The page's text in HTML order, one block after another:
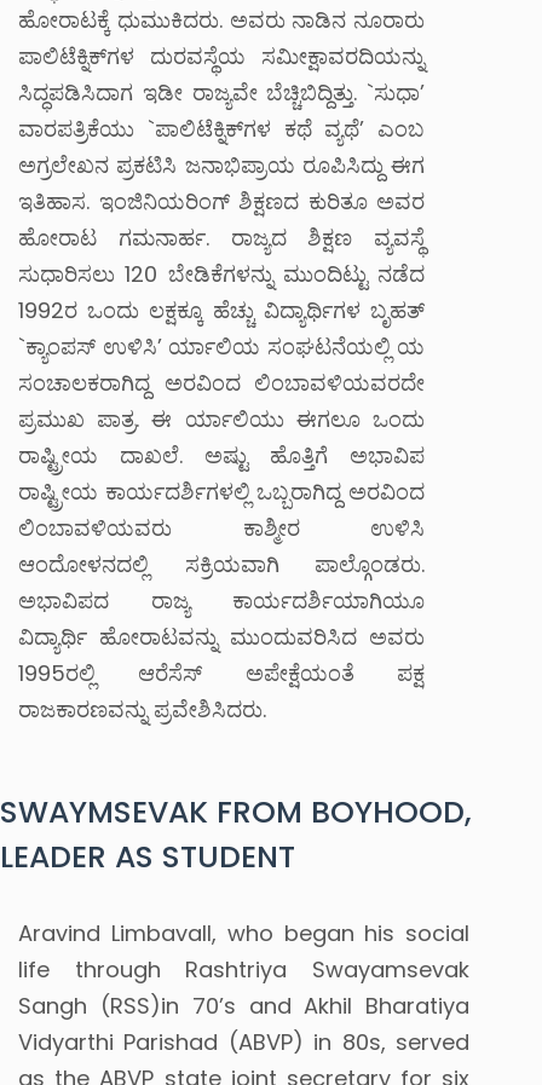
ಹೋರಾಟಕ್ಕೆ ಧುಮುಕಿದರು. ಅವರು ನಾಡಿನ ನೂರಾರು
ಪಾಲಿಟೆಕ್ನಿಕ್‌ಗಳ ದುರವಸ್ಥೆಯ ಸಮೀಕ್ಷಾವರದಿಯನ್ನು
ಸಿದ್ಧಪಡಿಸಿದಾಗ ಇಡೀ ರಾಜ್ಯವೇ ಬೆಚ್ಚಿಬಿದ್ದಿತ್ತು. `ಸುಧಾ’
ವಾರಪತ್ರಿಕೆಯು `ಪಾಲಿಟೆಕ್ನಿಕ್‌ಗಳ ಕಥೆ ವ್ಯಥೆ’ ಎಂಬ
ಅಗ್ರಲೇಖನ ಪ್ರಕಟಿಸಿ ಜನಾಭಿಪ್ರಾಯ ರೂಪಿಸಿದ್ದು ಈಗ
ಇತಿಹಾಸ. ಇಂಜಿನಿಯರಿಂಗ್ ಶಿಕ್ಷಣದ ಕುರಿತೂ ಅವರ
ಹೋರಾಟ ಗಮನಾರ್ಹ.ರಾಜ್ಯದ ಶಿಕ್ಷಣ ವ್ಯವಸ್ಥೆ
ಸುಧಾರಿಸಲು 120 ಬೇಡಿಕೆಗಳನ್ನು ಮುಂದಿಟ್ಟು ನಡೆದ
1992ರ ಒಂದು ಲಕ್ಷಕ್ಕೂ ಹೆಚ್ಚು ವಿದ್ಯಾರ್ಥಿಗಳ ಬೃಹತ್
`ಕ್ಯಾಂಪಸ್ ಉಳಿಸಿ’ ರ್ಯಾಲಿಯ ಸಂಘಟನೆಯಲ್ಲಿ ಯ
ಸಂಚಾಲಕರಾಗಿದ್ದ ಅರವಿಂದ ಲಿಂಬಾವಳಿಯವರದೇ
ಪ್ರಮುಖ ಪಾತ್ರ. ಈ ರ್ಯಾಲಿಯು ಈಗಲೂ ಒಂದು
ರಾಷ್ಟ್ರೀಯ ದಾಖಲೆ. ಅಷ್ಟು ಹೊತ್ತಿಗೆ ಅಭಾವಿಪ
ರಾಷ್ಟ್ರೀಯ ಕಾರ್ಯದರ್ಶಿಗಳಲ್ಲಿ ಒಬ್ಬರಾಗಿದ್ದ ಅರವಿಂದ
ಲಿಂಬಾವಳಿಯವರು ಕಾಶ್ಮೀರ ಉಳಿಸಿ
ಆಂದೋಳನದಲ್ಲಿ ಸಕ್ರಿಯವಾಗಿ ಪಾಲ್ಗೊಂಡರು.
ಅಭಾವಿಪದ ರಾಜ್ಯ ಕಾರ್ಯದರ್ಶಿಯಾಗಿಯೂ
ವಿದ್ಯಾರ್ಥಿ ಹೋರಾಟವನ್ನು ಮುಂದುವರಿಸಿದ ಅವರು
1995ರಲ್ಲಿ ಆರೆಸೆಸ್ ಅಪೇಕ್ಷೆಯಂತೆ ಪಕ್ಷ
ರಾಜಕಾರಣವನ್ನು ಪ್ರವೇಶಿಸಿದರು.
SWAYMSEVAK FROM BOYHOOD,
LEADER AS STUDENT
Aravind Limbavall, who began his social
life through Rashtriya Swayamsevak
Sangh (RSS)in 70’s and Akhil Bharatiya
Vidyarthi Parishad (ABVP) in 80s, served
as the ABVP state joint secretary for six